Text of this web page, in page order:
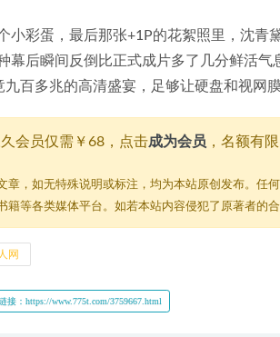
小彩蛋，最后那张+1P的花絮照里，沈
幕后瞬间反倒比正式成片多了几分鲜活
百多兆的高清盛宴，足够让硬盘和视网
会员仅需￥68，点击成为会员 ，名额有
章，如无特殊说明或标注，均为本站原创发布。任
籍等各类媒体平台。如若本站内容侵犯了原著者的
网
接：https://www.775t.com/3759667.html